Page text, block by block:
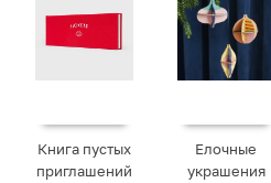
Книга пустых
приглашений
Елочные
украшения